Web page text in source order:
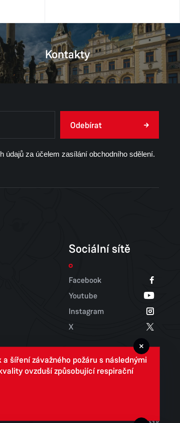
Kontakty
Odebírat
údajů za účelem zasílání obchodního sdělení.
Sociální sítě
Facebook
Youtube
Instagram
X
šíření závažného požáru s následnými
ovzduší způsobující respirační